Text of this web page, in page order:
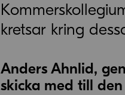
kretsar kring
Anders Ahnlid,
skicka med till